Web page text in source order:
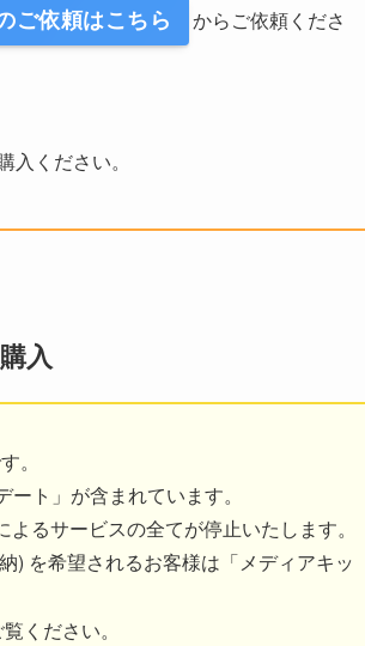
ご依頼はこちら
からご依頼くださ
入ください。
入
。
ト」が含まれています。
るサービスの全てが停止いたします。
) を希望されるお客様は「メディアキッ
ください。